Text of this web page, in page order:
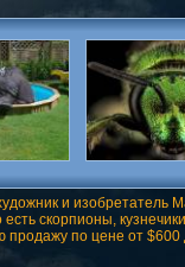
и изобретатель
есть скорпионы,
продажу по цене от